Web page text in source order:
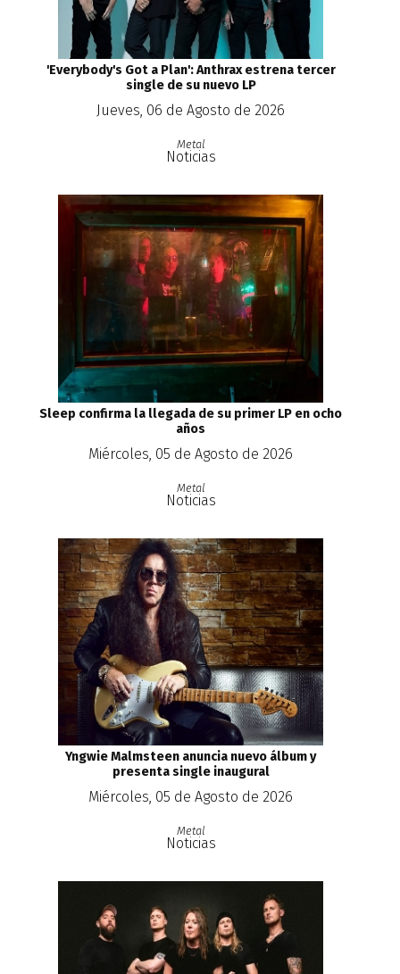
'Everybody's Got a Plan': Anthrax estrena tercer
single de su nuevo LP
Jueves, 06 de Agosto de 2026
Metal
Noticias
Sleep confirma la llegada de su primer LP en ocho
años
Miércoles, 05 de Agosto de 2026
Metal
Noticias
Yngwie Malmsteen anuncia nuevo álbum y
presenta single inaugural
Miércoles, 05 de Agosto de 2026
Metal
Noticias